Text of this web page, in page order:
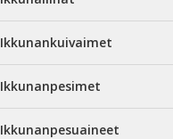
Ikkunankuivaimet
Ikkunanpesimet
Ikkunanpesuaineet